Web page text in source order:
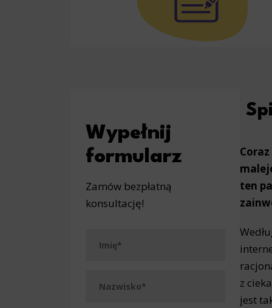
Wypełnij
formularz
Zamów bezpłatną
konsultację!
ten
z
jest